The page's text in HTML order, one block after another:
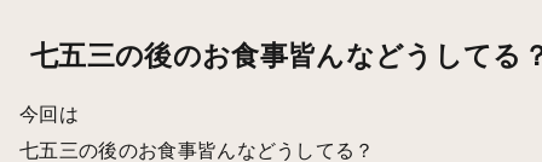
七五三の後のお食事皆んなどうしてる
今回は
七五三の後のお食事皆んなどうしてる？